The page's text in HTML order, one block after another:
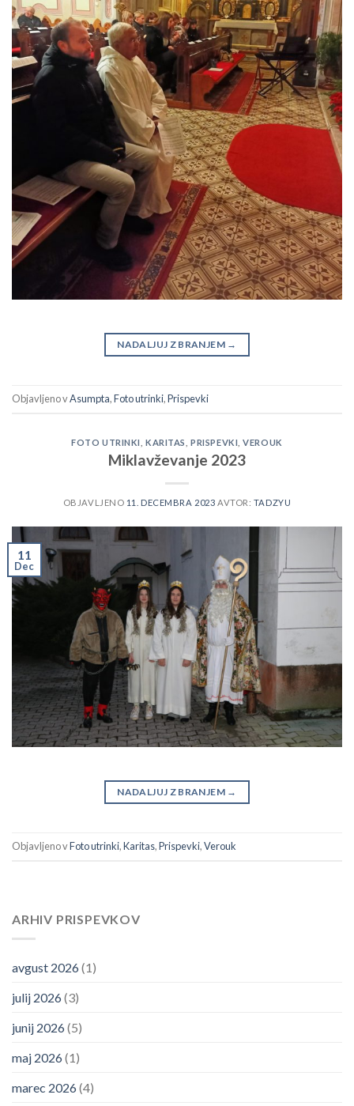
NADALJUJ Z BRANJEM →
Objavljeno vAsumpta,Foto utrinki,Prispevki
FOTO UTRINKI ,KARITAS ,PRISPEVKI ,VEROUK
Miklavževanje 2023
OBJAVLJENO 11. DECEMBRA 2023 AVTOR: TADZYU
11
Dec
NADALJUJ Z BRANJEM →
Objavljeno vFoto utrinki,Karitas,Prispevki,Verouk
ARHIV PRISPEVKOV
avgust 2026(1)
julij 2026(3)
junij 2026(5)
maj 2026(1)
marec 2026(4)